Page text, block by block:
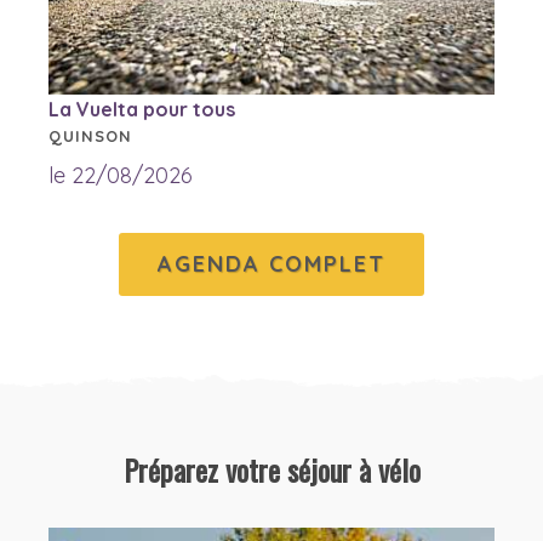
La Vuelta pour tous
QUINSON
le 22/08/2026
AGENDA COMPLET
Préparez votre séjour à vélo